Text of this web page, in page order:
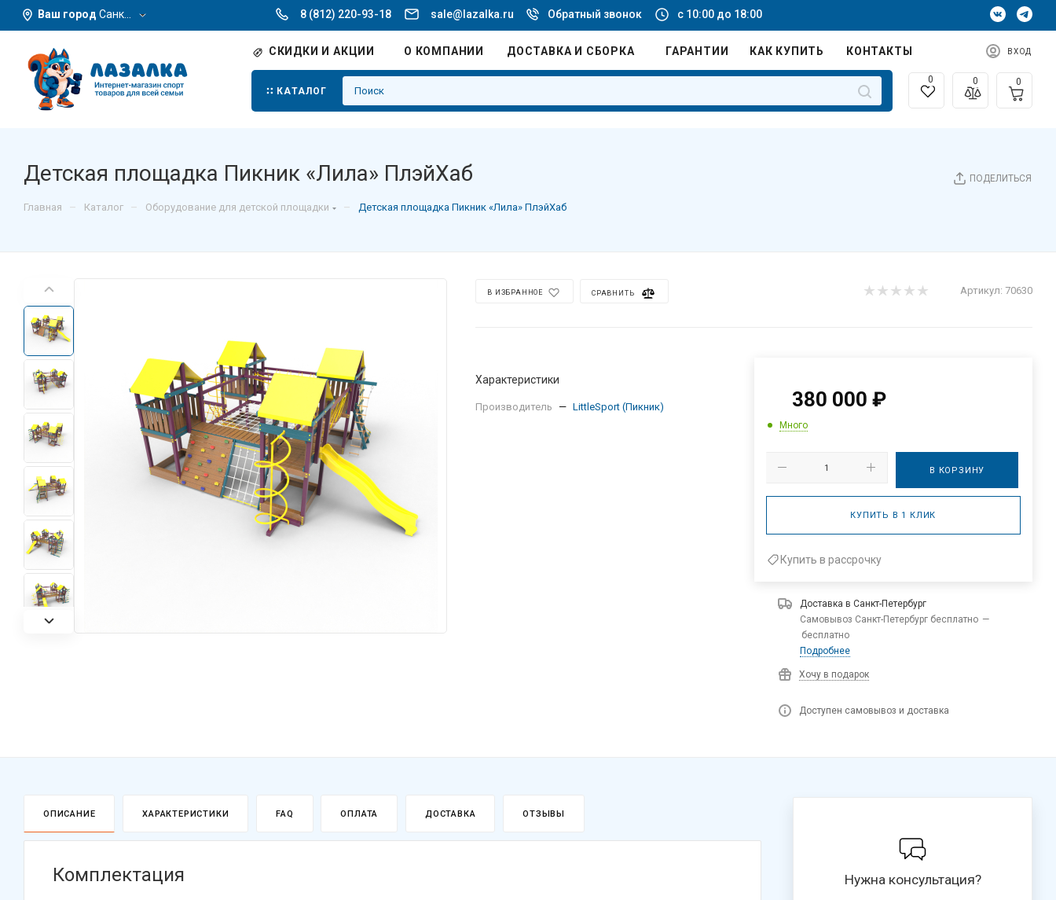
Ваш город Санкт-Петербург 8 (812) 220-93-18 sale@lazalka.ru Обратный звонок с 10:00 до 18:00
СКИДКИ И АКЦИИ О КОМПАНИИ ДОСТАВКА И СБОРКА ГАРАНТИИ КАК КУПИТЬ КОНТАКТЫ ВХОД
КАТАЛОГ
0 0 0
ПОДЕЛИТЬСЯ
Детская площадка Пикник «Лила» ПлэйХаб
Главная – Каталог – Оборудование для детской площадки – Детская площадка Пикник «Лила» ПлэйХаб
В ИЗБРАННОЕ СРАВНИТЬ Артикул: 70630
Характеристики
Производитель — LittleSport (Пикник) 380 000 ₽
Много
В КОРЗИНУ
КУПИТЬ В 1 КЛИК
Купить в рассрочку
Доставка в Санкт-Петербург
Самовывоз Санкт-Петербург бесплатно —
бесплатно
Подробнее
Хочу в подарок
Доступен самовывоз и доставка
ОПИСАНИЕ ХАРАКТЕРИСТИКИ FAQ ОПЛАТА ДОСТАВКА ОТЗЫВЫ
Комплектация Нужна консультация?